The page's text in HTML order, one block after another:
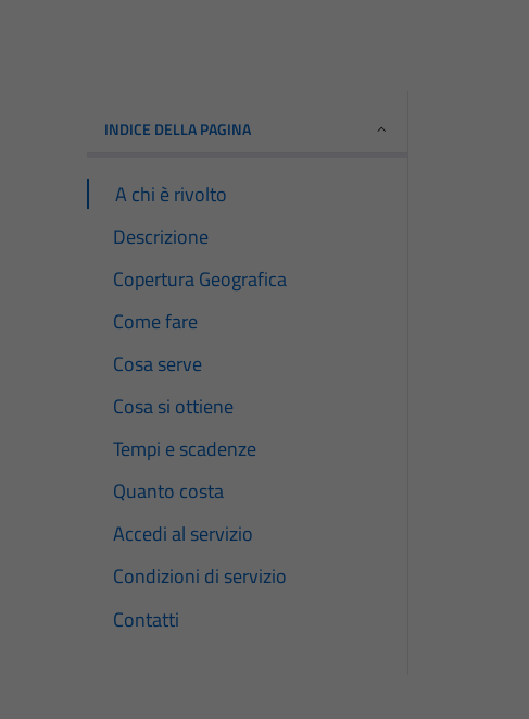
INDICE DELLA PAGINA
A chi è rivolto
Descrizione
Copertura Geografica
Come fare
Cosa serve
Cosa si ottiene
Tempi e scadenze
Quanto costa
Accedi al servizio
Condizioni di servizio
Contatti